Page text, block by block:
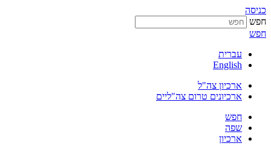
כניסה
חפש
חפש
עברית
English
ארכיון צה"ל
ארכיונים טרום צה"ליים
חפש
שפה
ארכיון